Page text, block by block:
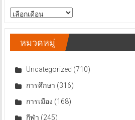
สารบัญ
ข่าว
หมวดหมู่
Uncategorized (710)
การศึกษา (316)
การเมือง (168)
กีฬา (245)